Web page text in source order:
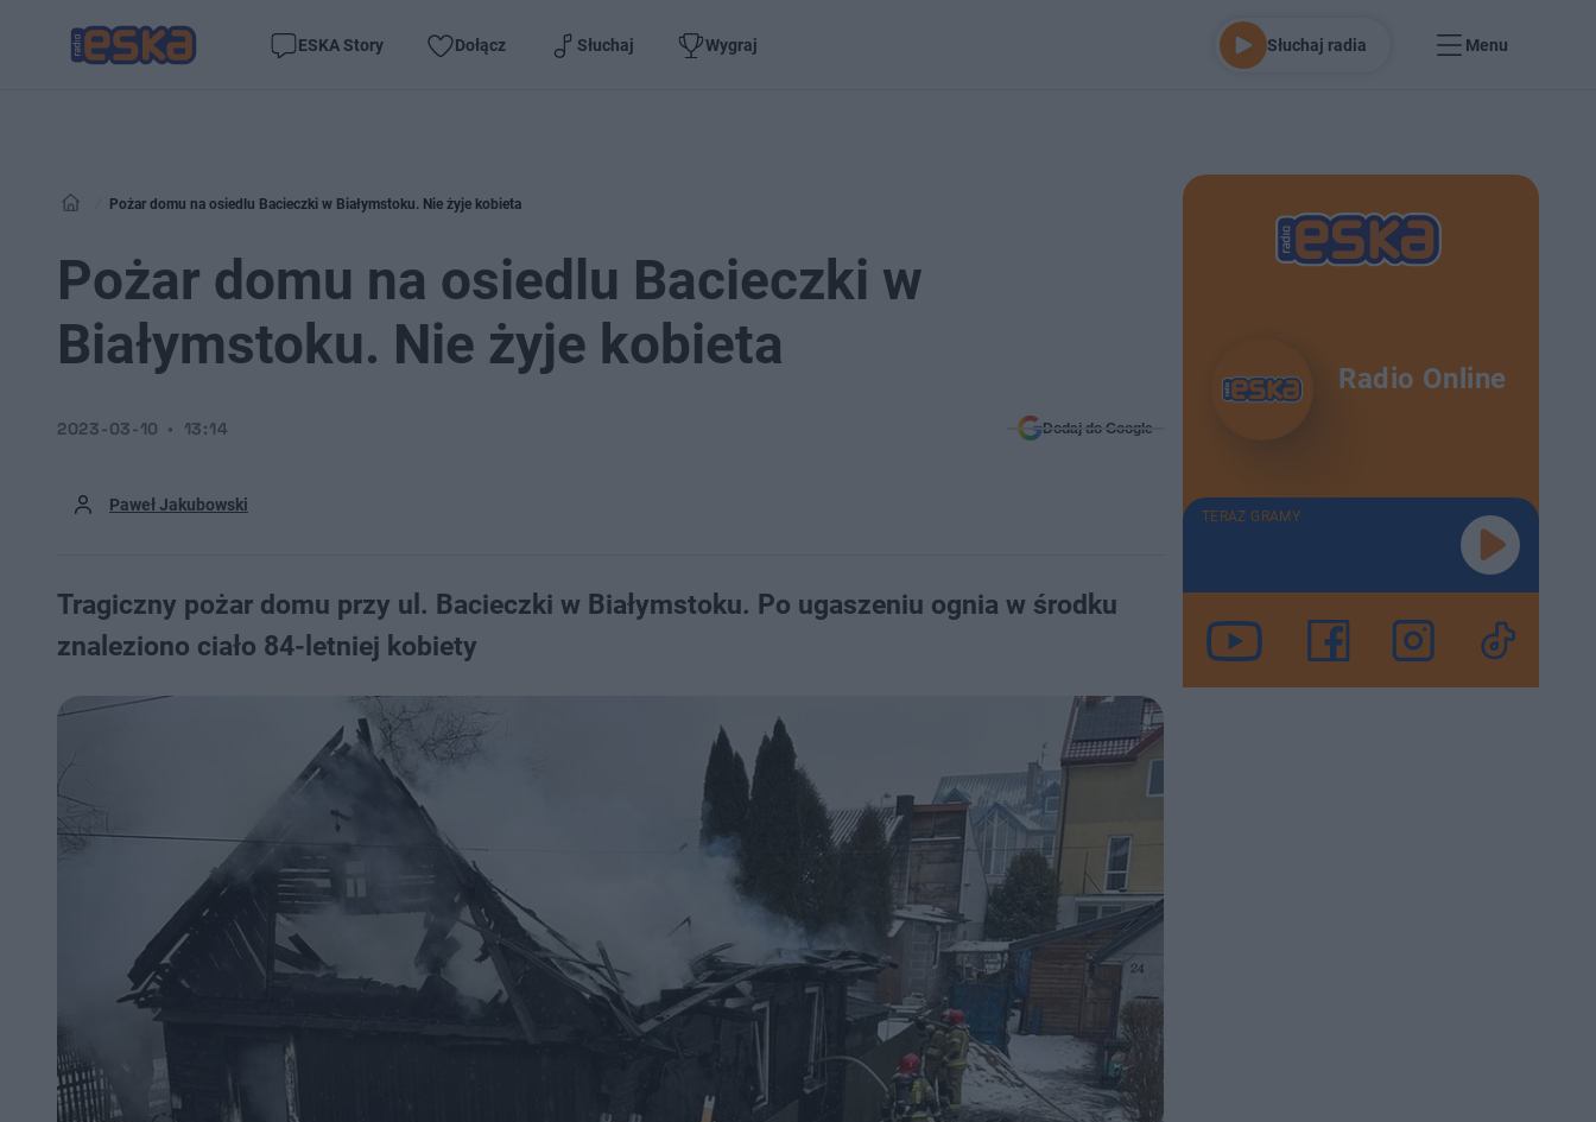
ESKA Story Dołącz Słuchaj Wygraj Słuchaj radia Menu
Pożar domu na osiedlu Bacieczki w Białymstoku. Nie żyje kobieta
Pożar domu na osiedlu Bacieczki w
Białymstoku. Nie żyje kobieta
Paweł Jakubowski
2023-03-10 13:14 Dodaj do Google
Tragiczny pożar domu przy ul. Bacieczki w Białymstoku. Po ugaszeniu ognia w środku
znaleziono ciało 84-letniej kobiety
Radio Online
TERAZ GRAMY